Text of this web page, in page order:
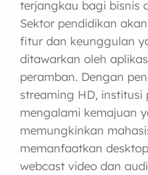
terjangkau bagi bisnis
Sektor pendidikan
fitur dan keunggulan
ditawarkan oleh
peramban. Dengan
streaming HD, institusi
mengalami kemajuan
memungkinkan
memanfaatkan
webcast video dan